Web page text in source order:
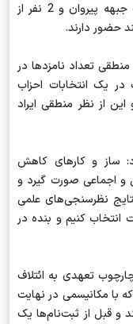
بود اما در ائتلاف پنج‌گانه 3 نفر از تشکیلات جبهه پیروان و 2 نفر از
حضور دارند.
تعداد نامزدها در
یک انتخابات احزاب
از نظر منطقی ایراد
ساز و کارهای کاهش
و اجماعی صورت گیرد و
نظرسنجی‌های علمی
انتخاب کنیم و بنده در
تعهدی به ائتلاف
نیز اعلام کرد که با مکانیسمی در نهایت
و قبل از ثبت‌نام‌ها یک